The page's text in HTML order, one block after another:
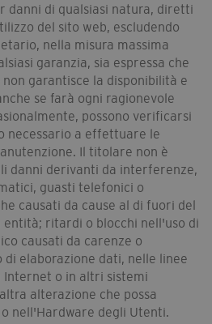
danni di qualsiasi natura, diretti
del sito web, escludendo
nella misura massima
garanzia, sia espressa che
garantisce la disponibilità e
se farà ogni ragionevole
possono verificarsi
necessario a effettuare le
Il titolare non è
danni derivanti da interferenze,
guasti telefonici o
causati da cause al di fuori del
ritardi o blocchi nell'uso di
causati da carenze o
elaborazione dati, nelle linee
o in altri sistemi
alterazione che possa
nell'Hardware degli Utenti.